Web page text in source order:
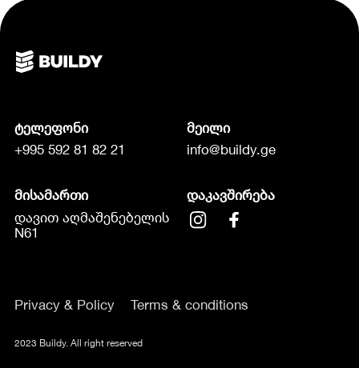
ტელეფონი
+995 592 81 82 21
მეილი
info@buildy.ge
მისამართი
დავით აღმაშენებელის
N61
დაკავშირება
Privacy & Policy Terms & conditions
2023 Buildy. All right reserved